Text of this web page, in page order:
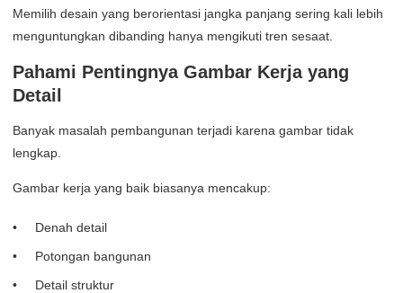
Memilih desain yang berorientasi jangka panjang sering kali lebih
menguntungkan dibanding hanya mengikuti tren sesaat.
Pahami Pentingnya Gambar Kerja yang
Detail
Banyak masalah pembangunan terjadi karena gambar tidak
lengkap.
Gambar kerja yang baik biasanya mencakup:
Denah detail
Potongan bangunan
Detail struktur